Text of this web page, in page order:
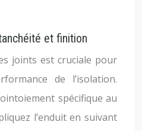
et finition
joints est cruciale pour
de l’isolation.
spécifique au
l’enduit en suivant